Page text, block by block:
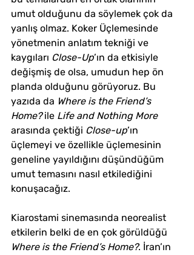
umut olduğunu da söylemek çok da
yanlış olmaz. Koker Üçlemesinde
yönetmenin anlatım tekniği ve
kaygıları Close-Up’ın da etkisiyle
değişmiş de olsa, umudun hep ön
planda olduğunu görüyoruz. Bu
yazıda da Where is the Friend’s
Home? ile Life and Nothing More
arasında çektiği Close-up’ın
üçlemeyi ve özellikle üçlemesinin
geneline yayıldığını düşündüğüm
umut temasını nasıl etkilediğini
konuşacağız.
Kiarostami sinemasında neorealist
etkilerin belki de en çok görüldüğü
Where is the Friend’s Home?. İran’ın